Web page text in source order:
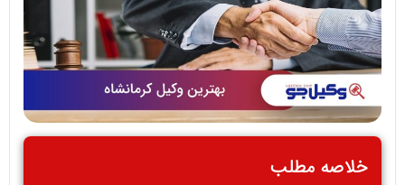
خلاصه مطلب